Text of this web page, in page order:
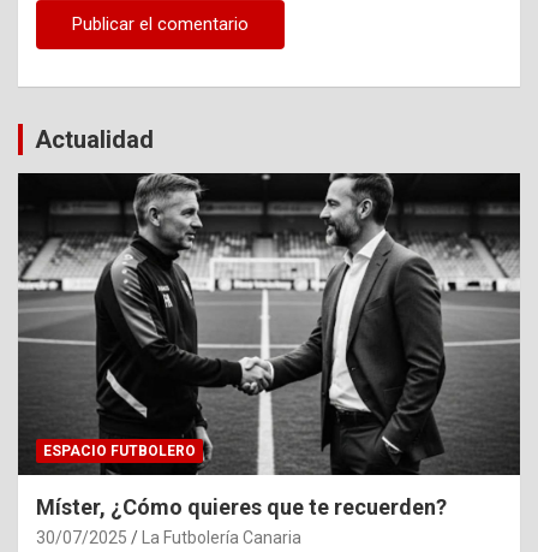
Actualidad
ESPACIO FUTBOLERO
Míster, ¿Cómo quieres que te recuerden?
30/07/2025 La Futbolería Canaria